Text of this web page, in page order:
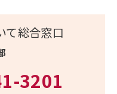
て総合窓口
3201